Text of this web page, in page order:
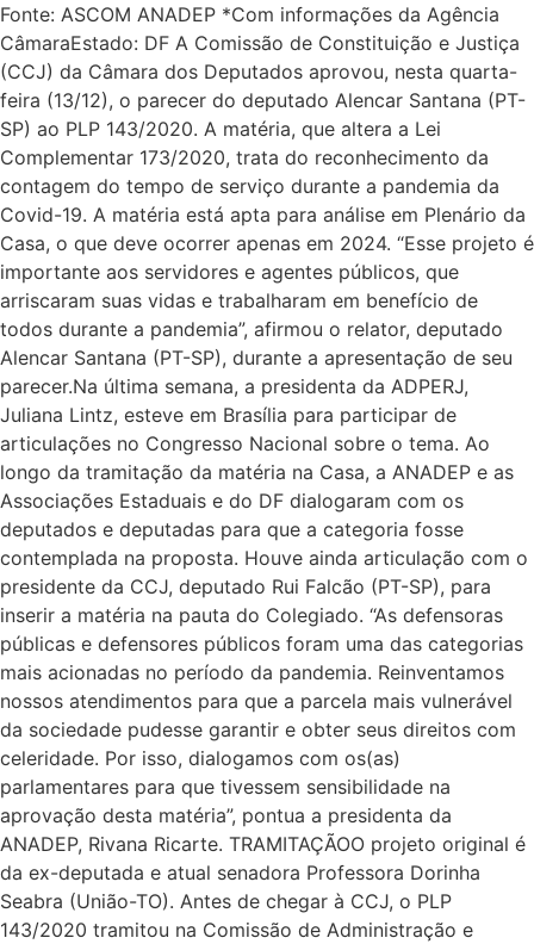
Fonte: ASCOM ANADEP *Com informações da Agência
CâmaraEstado: DF A Comissão de Constituição e Justiça
(CCJ) da Câmara dos Deputados aprovou, nesta quarta-
feira (13/12), o parecer do deputado Alencar Santana (PT-
SP) ao PLP 143/2020. A matéria, que altera a Lei
Complementar 173/2020, trata do reconhecimento da
contagem do tempo de serviço durante a pandemia da
Covid-19. A matéria está apta para análise em Plenário da
Casa, o que deve ocorrer apenas em 2024. “Esse projeto é
importante aos servidores e agentes públicos, que
arriscaram suas vidas e trabalharam em benefício de
todos durante a pandemia”, afirmou o relator, deputado
Alencar Santana (PT-SP), durante a apresentação de seu
parecer.Na última semana, a presidenta da ADPERJ,
Juliana Lintz, esteve em Brasília para participar de
articulações no Congresso Nacional sobre o tema. Ao
longo da tramitação da matéria na Casa, a ANADEP e as
Associações Estaduais e do DF dialogaram com os
deputados e deputadas para que a categoria fosse
contemplada na proposta. Houve ainda articulação com o
presidente da CCJ, deputado Rui Falcão (PT-SP), para
inserir a matéria na pauta do Colegiado. “As defensoras
públicas e defensores públicos foram uma das categorias
mais acionadas no período da pandemia. Reinventamos
nossos atendimentos para que a parcela mais vulnerável
da sociedade pudesse garantir e obter seus direitos com
celeridade. Por isso, dialogamos com os(as)
parlamentares para que tivessem sensibilidade na
aprovação desta matéria”, pontua a presidenta da
ANADEP, Rivana Ricarte. TRAMITAÇÃOO projeto original é
da ex-deputada e atual senadora Professora Dorinha
Seabra (União-TO). Antes de chegar à CCJ, o PLP
143/2020 tramitou na Comissão de Administração e